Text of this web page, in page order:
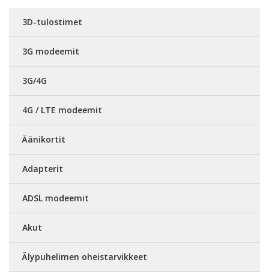
3D-tulostimet
3G modeemit
3G/4G
4G / LTE modeemit
Äänikortit
Adapterit
ADSL modeemit
Akut
Älypuhelimen oheistarvikkeet